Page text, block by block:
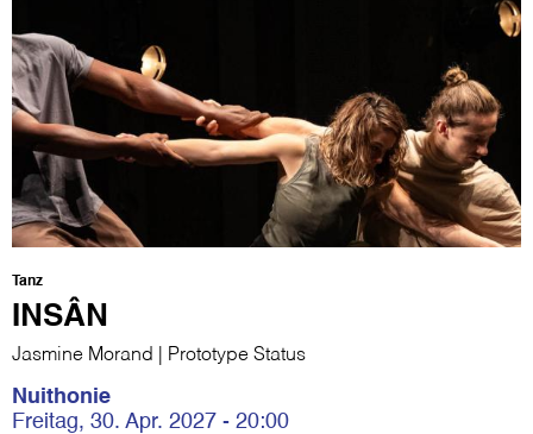
Tanz
INSÂN
Jasmine Morand | Prototype Status
Nuithonie
Freitag, 30. Apr. 2027 - 20:00